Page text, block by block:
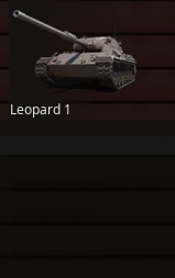
Leopard 1